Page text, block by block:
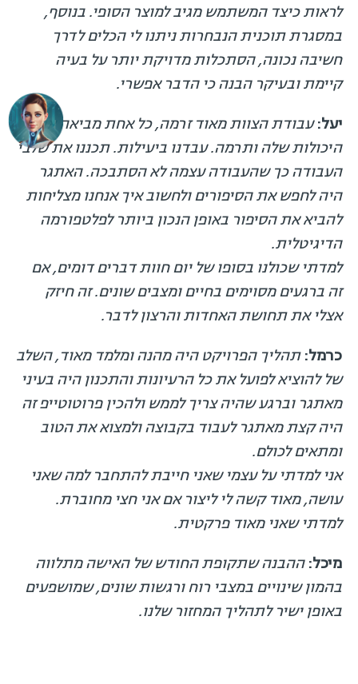
לראות כיצד המשתמש מגיב למוצר הסופי. בנוסף,
במסגרת תוכנית הנבחרות ניתנו לי הכלים לדרך
חשיבה נכונה, הסתכלות מדויקת יותר על בעיה
קיימת ובעיקר הבנה כי הדבר אפשרי.
יעל: עבודת הצוות מאוד זרמה, כל אחת מביאה את
היכולות שלה ותרמה. עבדנו ביעילות. תכננו את שלבי
העבודה כך שהעבודה עצמה לא הסתבכה. האתגר
היה לחפש את הסיפורים ולחשוב איך אנחנו מצליחות
להביא את הסיפור באופן הנכון ביותר לפלטפורמה
הדיגיטלית.
למדתי שכולנו בסופו של יום חוות דברים דומים, אם
זה ברגעים מסוימים בחיים ומצבים שונים. זה חיזק
אצלי את תחושת האחדות והרצון לדבר.
כרמל: תהליך הפרויקט היה מהנה ומלמד מאוד, השלב
של להוציא לפועל את כל הרעיונות והתכנון היה בעיני
מאתגר וברגע שהיה צריך לממש ולהכין פרוטוטייפ זה
היה קצת מאתגר לעבוד בקבוצה ולמצוא את הטוב
ומתאים לכולם.
אני למדתי על עצמי שאני חייבת להתחבר למה שאני
עושה, מאוד קשה לי ליצור אם אני חצי מחוברת.
למדתי שאני מאוד פרקטית.
מיכל: ההבנה שתקופת החודש של האישה מתלווה
בהמון שינויים במצבי רוח ורגשות שונים, שמושפעים
באופן ישיר לתהליך המחזור שלנו.